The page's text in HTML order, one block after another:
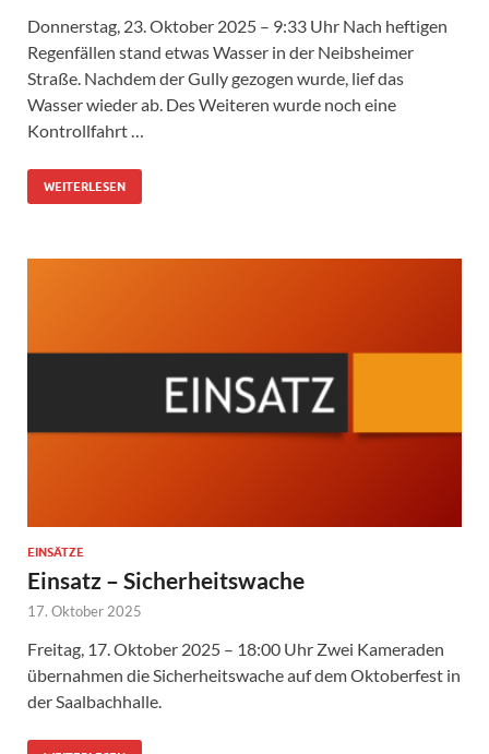
Donnerstag, 23. Oktober 2025 – 9:33 Uhr Nach heftigen
Regenfällen stand etwas Wasser in der Neibsheimer
Straße. Nachdem der Gully gezogen wurde, lief das
Wasser wieder ab. Des Weiteren wurde noch eine
Kontrollfahrt …
WEITERLESEN
EINSÄTZE
Einsatz – Sicherheitswache
17. Oktober 2025
Freitag, 17. Oktober 2025 – 18:00 Uhr Zwei Kameraden
übernahmen die Sicherheitswache auf dem Oktoberfest in
der Saalbachhalle.